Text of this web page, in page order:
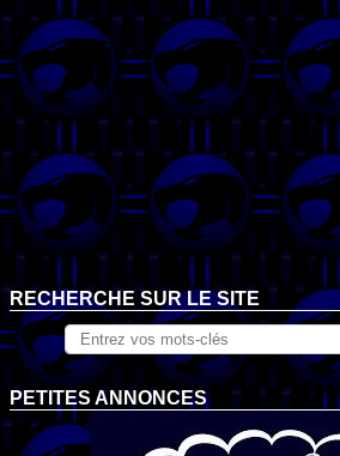
RECHERCHE SUR LE SITE
PETITES ANNONCES